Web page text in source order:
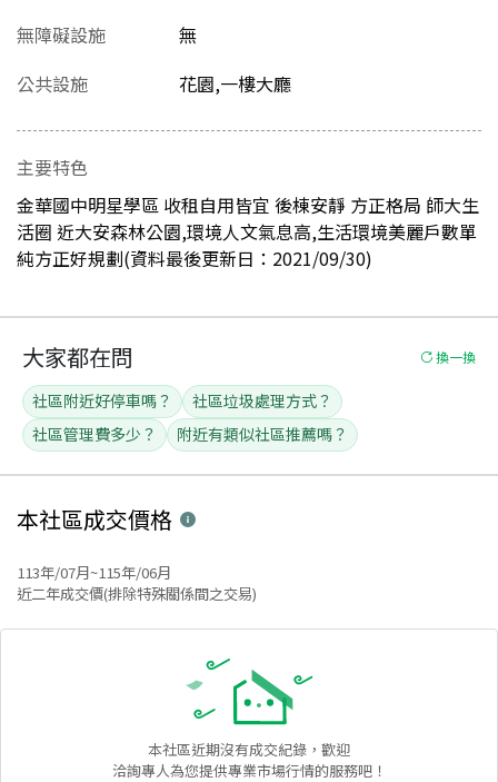
無障礙設施
無
公共設施
花園,一樓大廳
主要特色
金華國中明星學區 收租自用皆宜 後棟安靜 方正格局 師大生
活圈 近大安森林公園,環境人文氣息高,生活環境美麗戶數單
純方正好規劃(資料最後更新日：2021/09/30)
大家都在問 換一換
社區附近好停車嗎？
社區垃圾處理方式？
社區管理費多少？
附近有類似社區推薦嗎？
本社區成交價格
113年/07月~115年/06月
近二年成交價(排除特殊關係間之交易)
本社區近期沒有成交紀錄，歡迎
洽詢專人為您提供專業市場行情的服務吧！